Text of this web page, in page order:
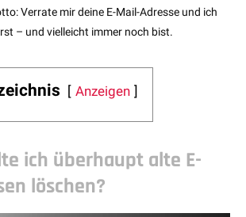
Verrate mir deine E-Mail-Adresse und ich
– und vielleicht immer noch bist.
Anzeigen
ich überhaupt alte E-
löschen?